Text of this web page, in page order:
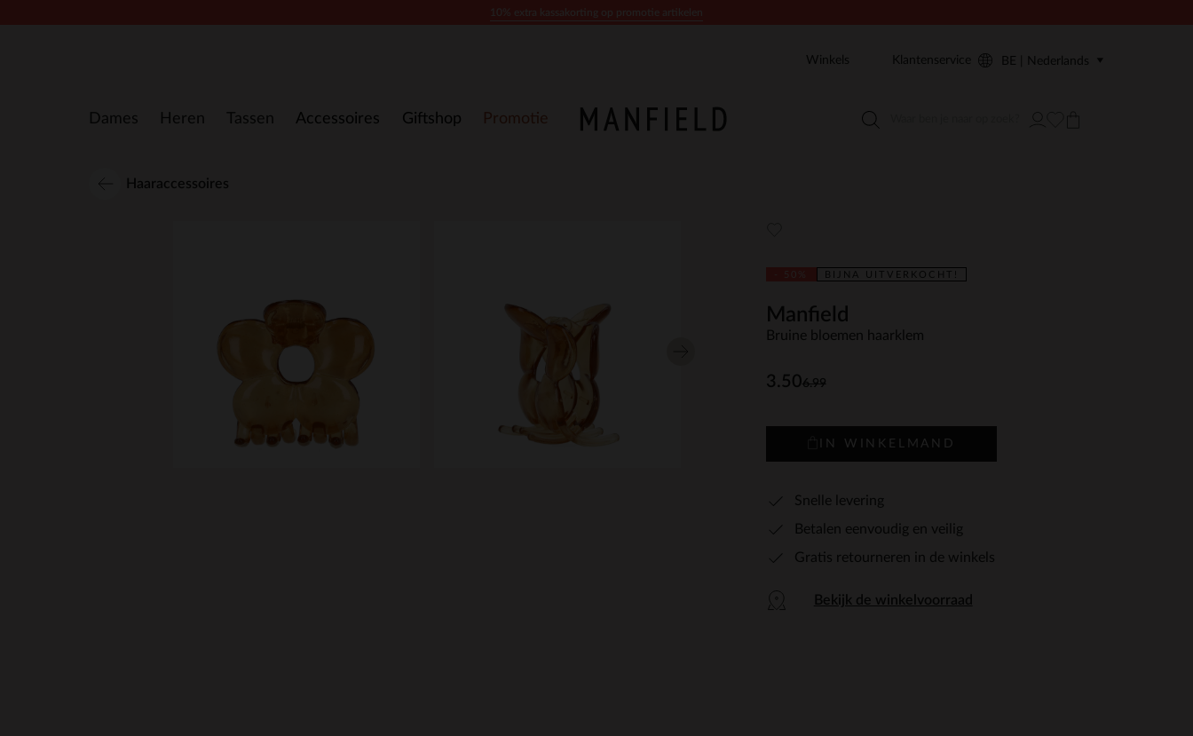
Dames Heren Tassen Accessoires Giftshop Promotie
Winkels Klantenservice BE | Nederlands
Haaraccessoires
BIJNA UITVERKOCHT!
Manfield
Bruine bloemen haarklem
6.99
3.50
IN WINKELMAND
Snelle levering
Betalen eenvoudig en veilig
Gratis retourneren in de winkels
Bekijk de winkelvoorraad